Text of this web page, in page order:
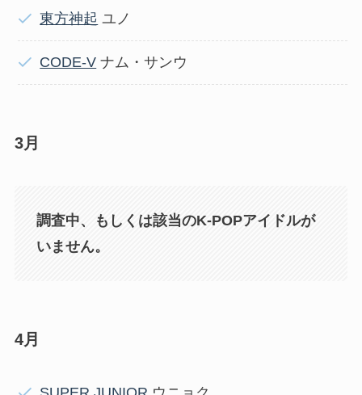
東方神起 ユノ
CODE-V ナム・サンウ
3月
調査中、もしくは該当のK-POPアイドルが
いません。
4月